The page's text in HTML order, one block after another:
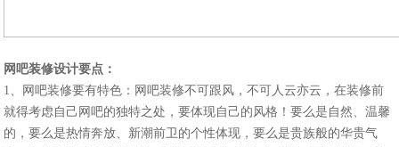
网吧装修设计要点：
1、网吧装修要有特色：网吧装修不可跟风，不可人云亦云，在装修前
就得考虑自己网吧的独特之处，要体现自己的风格！要么是自然、温馨
的，要么是热情奔放、新潮前卫的个性体现，要么是贵族般的华贵气